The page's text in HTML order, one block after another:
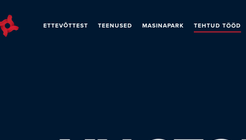
ETTEVÕTTEST TEENUSED MASINAPARK TEHTUD TÖÖD